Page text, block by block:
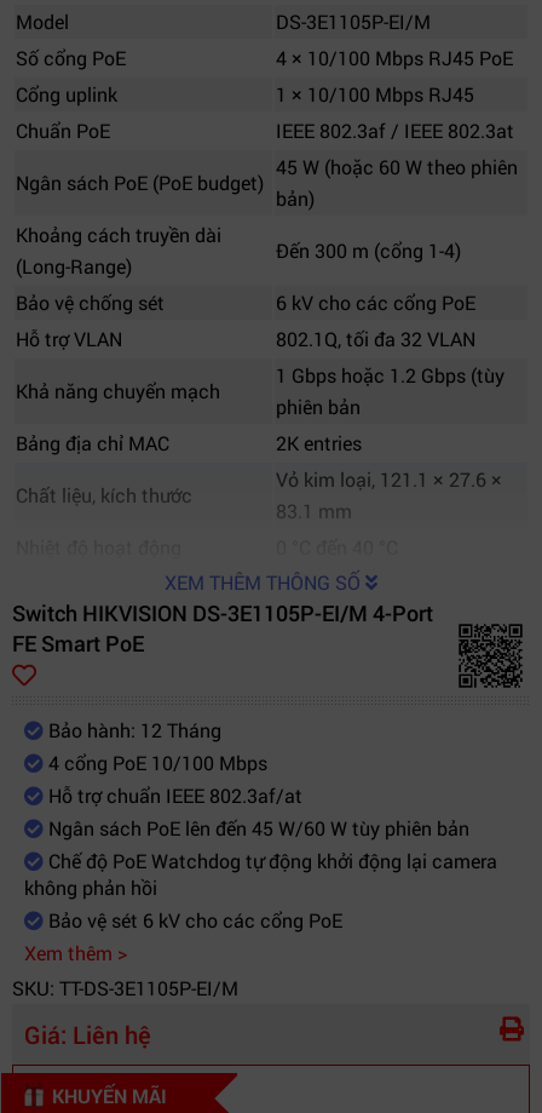
Model
DS-3E1105P-EI/M
Số cổng PoE
4 × 10/100 Mbps RJ45 PoE
Cổng uplink
1 × 10/100 Mbps RJ45
Chuẩn PoE
IEEE 802.3af / IEEE 802.3at
Ngân sách PoE (PoE budget)
45 W (hoặc 60 W theo phiên
bản)
Khoảng cách truyền dài
(Long-Range)
Đến 300 m (cổng 1-4)
Bảo vệ chống sét
6 kV cho các cổng PoE
Hỗ trợ VLAN
802.1Q, tối đa 32 VLAN
Khả năng chuyển mạch
1 Gbps hoặc 1.2 Gbps (tùy
phiên bản
Bảng địa chỉ MAC
2K entries
Chất liệu, kích thước
Vỏ kim loại, 121.1 × 27.6 ×
83.1 mm
XEM THÊM THÔNG SỐ
Switch HIKVISION DS-3E1105P-EI/M 4-Port
FE Smart PoE
Bảo hành: 12 Tháng
4 cổng PoE 10/100 Mbps
Hỗ trợ chuẩn IEEE 802.3af/at
Ngân sách PoE lên đến 45 W/60 W tùy phiên bản
Chế độ PoE Watchdog tự động khởi động lại camera
không phản hồi
Bảo vệ sét 6 kV cho các cổng PoE
Xem thêm >
SKU: TT-DS-3E1105P-EI/M
Giá: Liên hệ
KHUYẾN MÃI